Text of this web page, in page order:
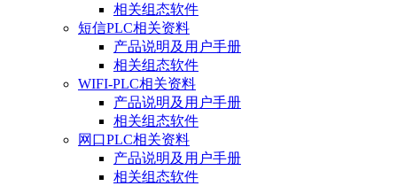
相关组态软件
短信PLC相关资料
产品说明及用户手册
相关组态软件
WIFI-PLC相关资料
产品说明及用户手册
相关组态软件
网口PLC相关资料
产品说明及用户手册
相关组态软件